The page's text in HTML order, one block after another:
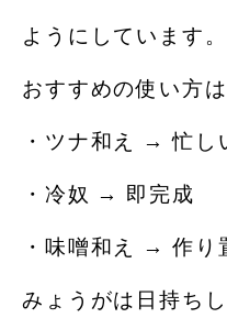
ようにしています。
おすすめの使い方は
・ツナ和え → 忙し
・冷奴 → 即完成
・味噌和え → 作り
みょうがは日持ち